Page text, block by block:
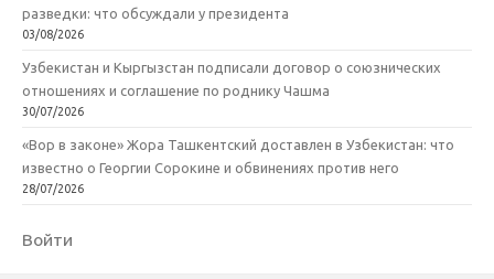
разведки: что обсуждали у президента
03/08/2026
Узбекистан и Кыргызстан подписали договор о союзнических
отношениях и соглашение по роднику Чашма
30/07/2026
«Вор в законе» Жора Ташкентский доставлен в Узбекистан: что
известно о Георгии Сорокине и обвинениях против него
28/07/2026
Войти